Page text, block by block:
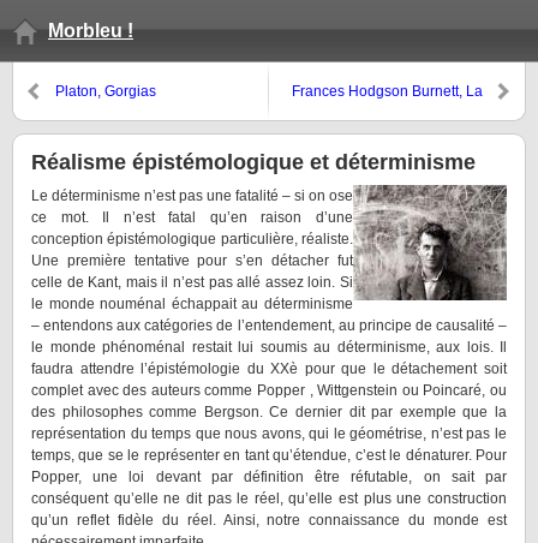
Morbleu !
Platon, Gorgias
Frances Hodgson Burnett, La
Réalisme épistémologique et déterminisme
Le déterminisme n’est pas une fatalité – si on ose
ce mot. Il n’est fatal qu’en raison d’une
conception épistémologique particulière, réaliste.
Une première tentative pour s’en détacher fut
celle de Kant, mais il n’est pas allé assez loin. Si
le monde nouménal échappait au déterminisme
– entendons aux catégories de l’entendement, au principe de causalité –
le monde phénoménal restait lui soumis au déterminisme, aux lois. Il
faudra attendre l’épistémologie du XXè pour que le détachement soit
complet avec des auteurs comme Popper , Wittgenstein ou Poincaré, ou
des philosophes comme Bergson. Ce dernier dit par exemple que la
représentation du temps que nous avons, qui le géométrise, n’est pas le
temps, que se le représenter en tant qu’étendue, c’est le dénaturer. Pour
Popper, une loi devant par définition être réfutable, on sait par
conséquent qu’elle ne dit pas le réel, qu’elle est plus une construction
qu’un reflet fidèle du réel. Ainsi, notre connaissance du monde est